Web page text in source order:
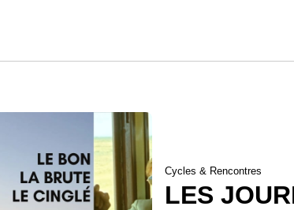
Cycles & Rencontres
LES